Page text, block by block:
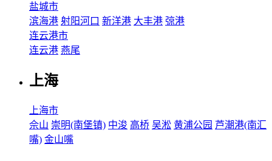
盐城市
滨海港 射阳河口 新洋港 大丰港 弶港
连云港市
连云港 燕尾
上海
上海市
佘山 崇明(南堡镇) 中浚 高桥 吴淞 黄浦公园 芦潮港(南汇
嘴) 金山嘴